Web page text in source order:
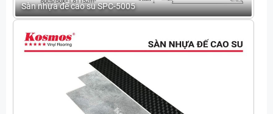
Sàn nhựa đế cao su SPC-5005